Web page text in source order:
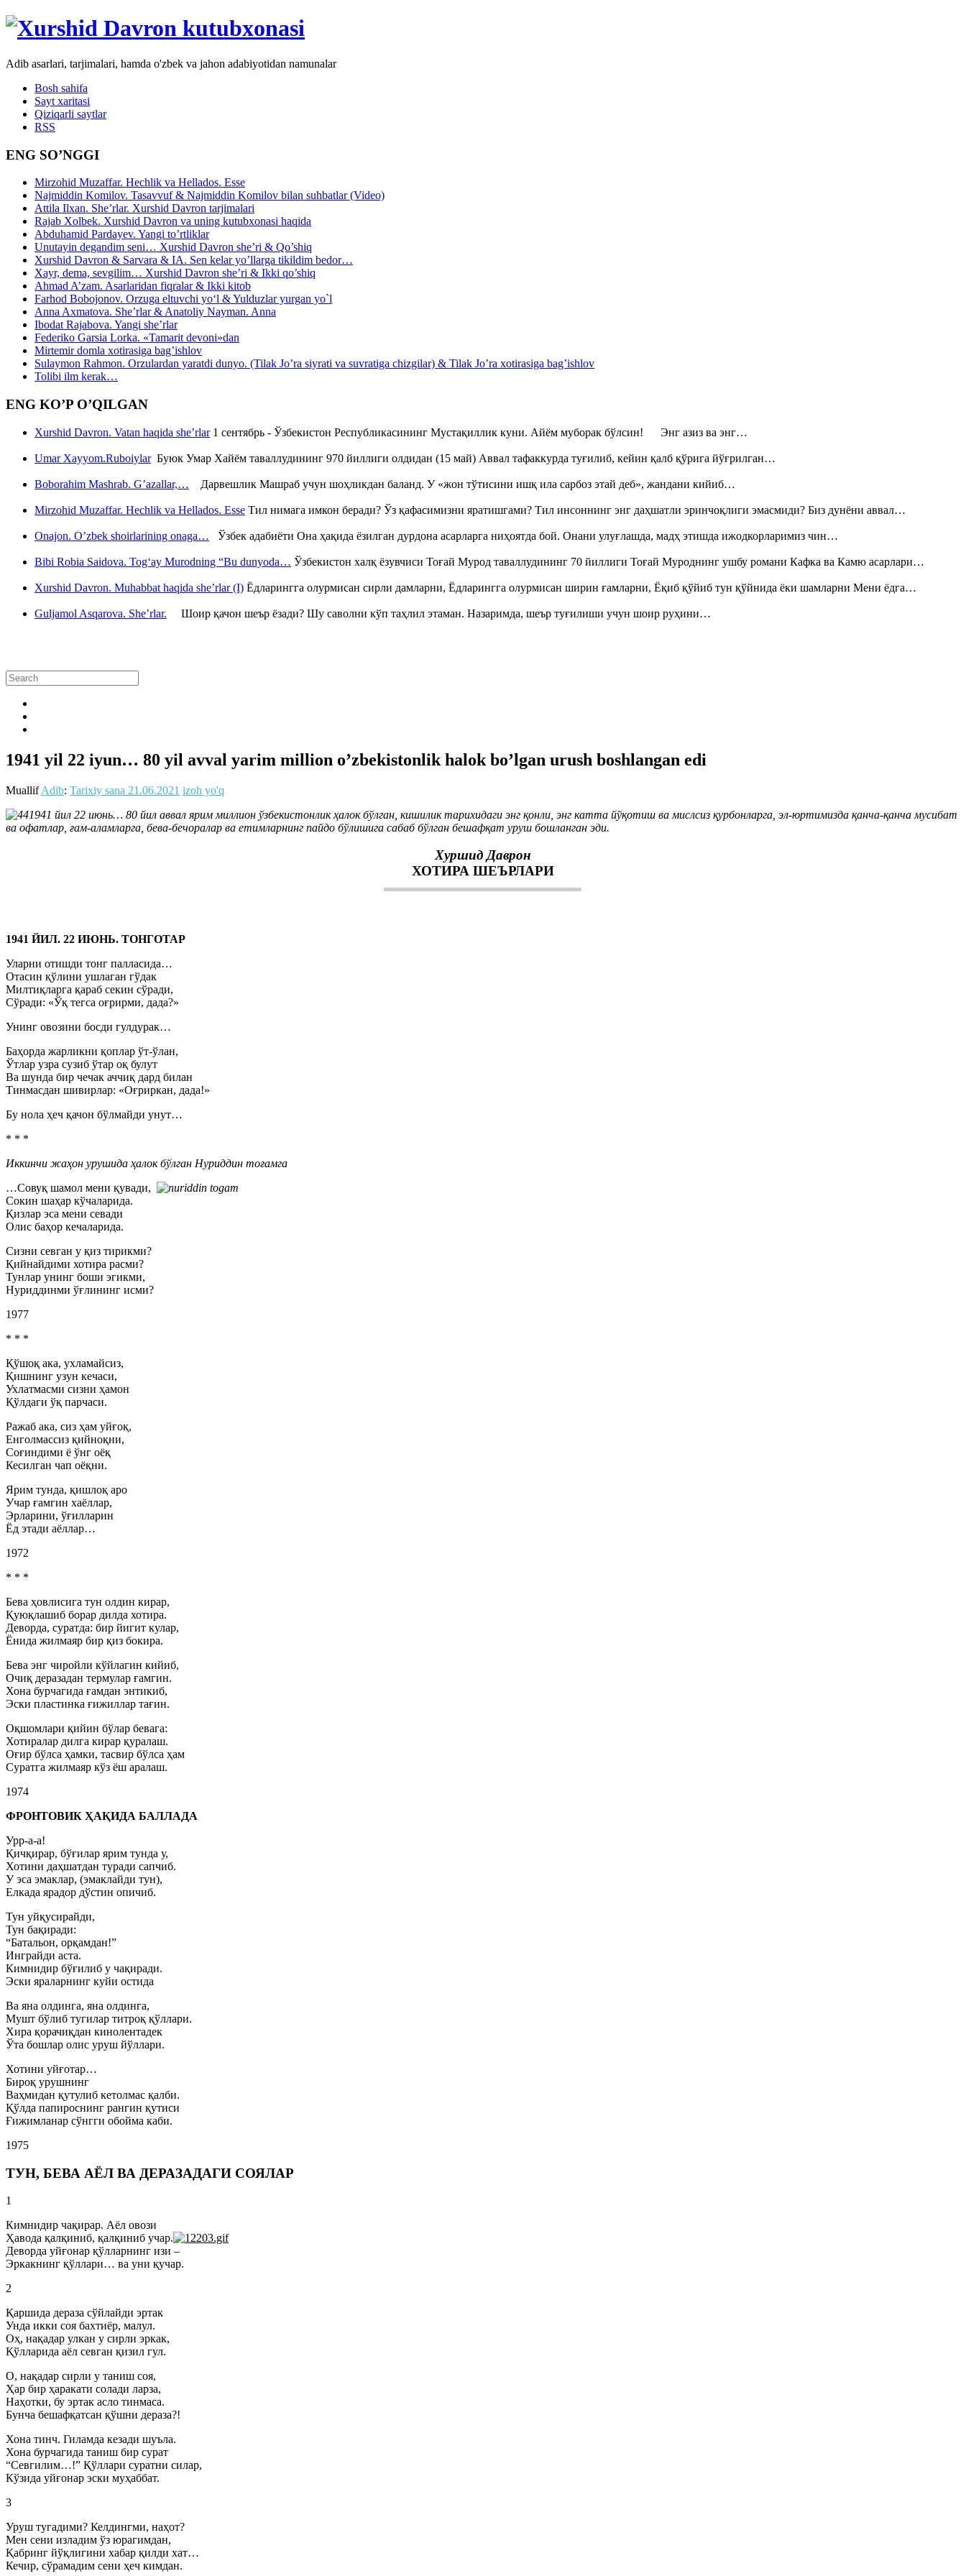
Adib asarlari, tarjimalari, hamda o'zbek va jahon adabiyotidan namunalar
Bosh sahifa
Sayt xaritasi
Qiziqarli saytlar
RSS
ENG SO’NGGI
Mirzohid Muzaffar. Hechlik va Hellados. Esse
Najmiddin Komilov. Tasavvuf & Najmiddin Komilov bilan suhbatlar (Video)
Attila Ilxan. She’rlar. Xurshid Davron tarjimalari
Rajab Xolbek. Xurshid Davron va uning kutubxonasi haqida
Abduhamid Pardayev. Yangi to’rtliklar
Unutayin degandim seni… Xurshid Davron she’ri & Qo’shiq
Xurshid Davron & Sarvara & IA. Sen kelar yo’llarga tikildim bedor…
Xayr, dema, sevgilim… Xurshid Davron she’ri & Ikki qo’shiq
Ahmad A’zam. Asarlaridan fiqralar & Ikki kitob
Farhod Bobojonov. Orzuga eltuvchi yo‘l & Yulduzlar yurgan yo`l
Anna Axmatova. She’rlar & Anatoliy Nayman. Anna
Ibodat Rajabova. Yangi she’rlar
Federiko Garsia Lorka. «Tamarit devoni»dan
Mirtemir domla xotirasiga bag’ishlov
Sulaymon Rahmon. Orzulardan yaratdi dunyo. (Tilak Jo’ra siyrati va suvratiga chizgilar) & Tilak Jo’ra xotirasiga bag’ishlov
Tolibi ilm kerak…
ENG KO’P O’QILGAN
Xurshid Davron. Vatan haqida she’rlar1 сентябрь - Ўзбекистон Республикасининг Мустақиллик куни. Айём муборак бўлсин! Энг азиз ва энг…
Umar Xayyom.RuboiylarБуюк Умар Хайём таваллудининг 970 йиллиги олдидан (15 май) Аввал тафаккурда туғилиб, кейин қалб қўрига йўғрилган…
Boborahim Mashrab. G’azallar,… Дарвешлик Машраб учун шоҳликдан баланд. У «жон тўтисини ишқ ила сарбоз этай деб», жандани кийиб…
Mirzohid Muzaffar. Hechlik va Hellados. Esse Тил нимага имкон беради? Ўз қафасимизни яратишгами? Тил инсоннинг энг даҳшатли эринчоқлиги эмасмиди? Биз дунёни аввал…
Onajon. O’zbek shoirlarining onaga… Ўзбек адабиёти Она ҳақида ёзилган дурдона асарларга ниҳоятда бой. Онани улуғлашда, мадҳ этишда ижодкорларимиз чин…
Bibi Robia Saidova. Tog‘ay Murodning “Bu dunyoda… Ўзбекистон халқ ёзувчиси Тоғай Мурод таваллудининг 70 йиллиги Тоғай Муроднинг ушбу романи Кафка ва Камю асарлари…
Xurshid Davron. Muhabbat haqida she’rlar (I) Ёдларингга олурмисан сирли дамларни, Ёдларингга олурмисан ширин ғамларни, Ёқиб қўйиб тун қўйнида ёки шамларни Мени ёдга…
Guljamol Asqarova. She’rlar. Шоир қачон шеър ёзади? Шу саволни кўп таҳлил этаман. Назаримда, шеър туғилиши учун шоир руҳини…
1941 yil 22 iyun… 80 yil avval yarim million o’zbekistonlik halok bo’lgan urush boshlangan edi
MuallifAdib: Tarixiy sana 21.06.2021 izoh yo'q
1941 йил 22 июнь… 80 йил аввал ярим миллион ўзбекистонлик ҳалок бўлган, кишилик тарихидаги энг қонли, энг катта йўқотиш ва мислсиз қурбонларга, эл-юртимизда қанча-қанча мусибат
ва офатлар, ғам-аламларга, бева-бечоралар ва етимларнинг пайдо бўлишига сабаб бўлган бешафқат уруш бошланган эди.
Хуршид Даврон
ХОТИРА ШЕЪРЛАРИ
1941 ЙИЛ. 22 ИЮНЬ. ТОНГОТАР
Уларни отишди тонг палласида…
Отасин қўлини ушлаган гўдак
Милтиқларга қараб секин сўради,
Сўради: «Ўқ тегса оғрирми, дада?»
Унинг овозини босди гулдурак…
Баҳорда жарликни қоплар ўт-ўлан,
Ўтлар узра сузиб ўтар оқ булут
Ва шунда бир чечак аччиқ дард билан
Тинмасдан шивирлар: «Оғриркан, дада!»
Бу нола ҳеч қачон бўлмайди унут…
* * *
Иккинчи жаҳон урушида ҳалок бўлган Нуриддин тоғамга
…Совуқ шамол мени қувади,
Сокин шаҳар кўчаларида.
Қизлар эса мени севади
Олис баҳор кечаларида.
Сизни севган у қиз тирикми?
Қийнайдими хотира расми?
Тунлар унинг боши эгикми,
Нуриддинми ўғлининг исми?
1977
* * *
Қўшоқ ака, ухламайсиз,
Қишнинг узун кечаси,
Ухлатмасми сизни ҳамон
Қўлдаги ўқ парчаси.
Ражаб ака, сиз ҳам уйғоқ,
Енголмассиз қийноқни,
Соғиндими ё ўнг оёқ
Кесилган чап оёқни.
Ярим тунда, қишлоқ аро
Учар ғамгин хаёллар,
Эрларини, ўғилларин
Ёд этади аёллар…
1972
* * *
Бева ҳовлисига тун олдин кирар,
Қуюқлашиб борар дилда хотира.
Деворда, суратда: бир йигит кулар,
Ёнида жилмаяр бир қиз бокира.
Бева энг чиройли кўйлагин кийиб,
Очиқ деразадан термулар ғамгин.
Хона бурчагида ғамдан энтикиб,
Эски пластинка ғижиллар тағин.
Оқшомлари қийин бўлар бевага:
Хотиралар дилга кирар қуралаш.
Оғир бўлса ҳамки, тасвир бўлса ҳам
Суратга жилмаяр кўз ёш аралаш.
1974
ФРОНТОВИК ҲАҚИДА БАЛЛАДА
Урр-а-а!
Қичқирар, бўғилар ярим тунда у,
Хотини даҳшатдан туради сапчиб.
У эса эмаклар, (эмаклайди тун),
Елкада ярадор дўстин опичиб.
Тун уйқусирайди,
Тун бақиради:
“Батальон, орқамдан!”
Инграйди аста.
Кимнидир бўғилиб у чақиради.
Эски яраларнинг куйи остида
Ва яна олдинга, яна олдинга,
Мушт бўлиб тугилар титроқ қўллари.
Хира қорачиқдан кинолентадек
Ўта бошлар олис уруш йўллари.
Хотини уйғотар…
Бироқ урушнинг
Ваҳмидан қутулиб кетолмас қалби.
Қўлда папироснинг рангин қутиси
Ғижимланар сўнгги обойма каби.
1975
ТУН, БЕВА АЁЛ ВА ДЕРАЗАДАГИ СОЯЛАР
1
Кимнидир чақирар. Аёл овози
Ҳавода қалқиниб, қалқиниб учар.
Деворда уйғонар қўлларнинг изи –
Эркакнинг қўллари… ва уни қучар.
2
Қаршида дераза сўйлайди эртак
Унда икки соя бахтиёр, малул.
Оҳ, нақадар улкан у сирли эркак,
Қўлларида аёл севган қизил гул.
О, нақадар сирли у таниш соя,
Ҳар бир ҳаракати солади ларза,
Наҳотки, бу эртак асло тинмаса.
Бунча бешафқатсан қўшни дераза?!
Хона тинч. Гиламда кезади шуъла.
Хона бурчагида таниш бир сурат
“Севгилим…!” Қўллари суратни силар,
Кўзида уйғонар эски муҳаббат.
3
Уруш тугадими? Келдингми, наҳот?
Мен сени изладим ўз юрагимдан,
Қабринг йўқлигини хабар қилди хат…
Кечир, сўрамадим сени ҳеч кимдан.